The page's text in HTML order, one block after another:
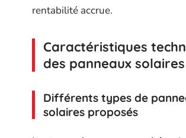
rentabilité accrue.
Caractéristiques
des panneaux solaires
Différents types de
solaires proposés